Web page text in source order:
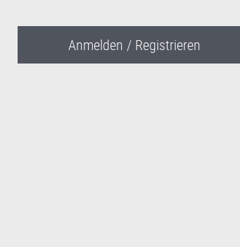
Anmelden / Registrieren